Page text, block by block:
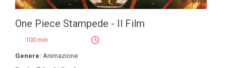
One Piece Stampede - Il Film
100 min
Genere: Animazione